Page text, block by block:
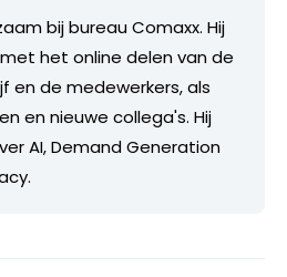
bij bureau Comaxx. Hij
het online delen van de
en de medewerkers, als
en nieuwe collega's. Hij
AI, Demand Generation